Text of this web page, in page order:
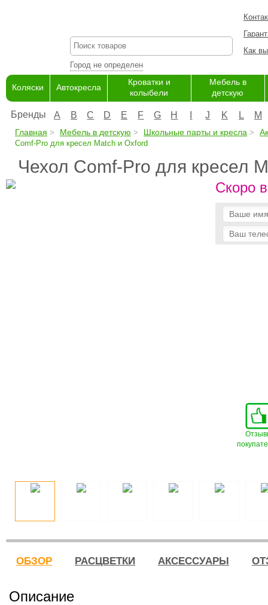
Город не определен
Как
Коляски Автокресла
Кроватки и
колыбели
Мебель в
детскую
Бренды A B C D E F G H J K L M
Главная Мебель в детскую Школьные парты и кресла
Comf-Pro для кресел Match и Oxford
Чехол Comf-Pro для кресел
Скоро
ОБЗОР РАСЦВЕТКИ АКСЕССУАРЫ
Описание